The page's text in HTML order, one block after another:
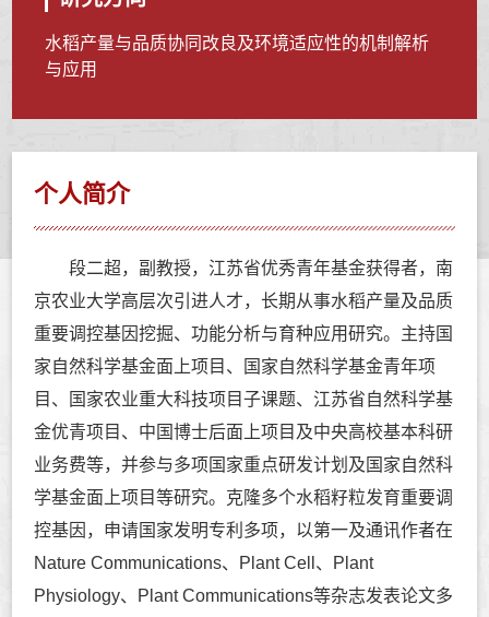
水稻产量与品质协同改良及环境适应性的机制解析
与应用
个人简介
段二超，副教授， 江苏省优秀青年基金获得者，南
京农业大学高层次引进人才，长期从事水稻产量及品质
重要调控基因挖掘、功能分析与育种应用研究。主持国
家自然科学基金面上项目、国家自然科学基金青年项
目、国家农业重大科技项目子课题、江苏省自然科学基
金优青项目、中国博士后面上项目及中央高校基本科研
业务费等，并参与多项国家重点研发计划及国家自然科
学基金面上项目等研究。克隆多个水稻籽粒发育重要调
控基因，申请国家发明专利多项，以第一及通讯作者在
Nature Communications、Plant Cell、Plant
Physiology、Plant Communications等杂志发表论文多